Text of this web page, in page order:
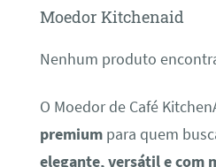
Moedor Kitchenaid
Nenhum produto
O Moedor de Café
premiumpara quem
elegante, versátil e com